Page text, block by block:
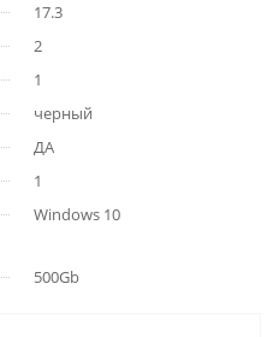
17.3
2
1
черный
ДА
1
Windows 10
500Gb